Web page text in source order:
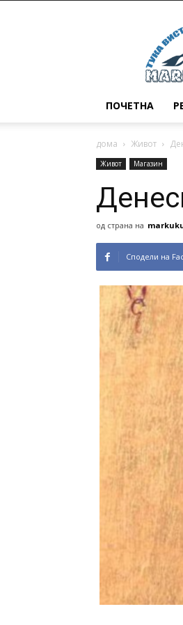
Маркукуле
ПОЧЕТНА
дома Живот
Живот Магазин
од страна на
Сподели на